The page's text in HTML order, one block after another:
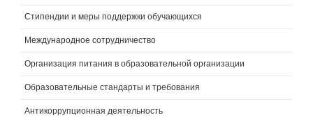
Стипендии и меры поддержки обучающихся
Международное сотрудничество
Организация питания в образовательной организации
Образовательные стандарты и требования
Антикоррупционная деятельность